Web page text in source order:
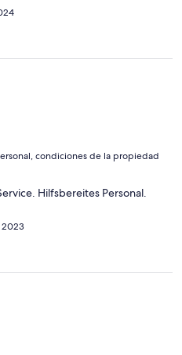
condiciones de la propiedad
Hilfsbereites Personal.
2023